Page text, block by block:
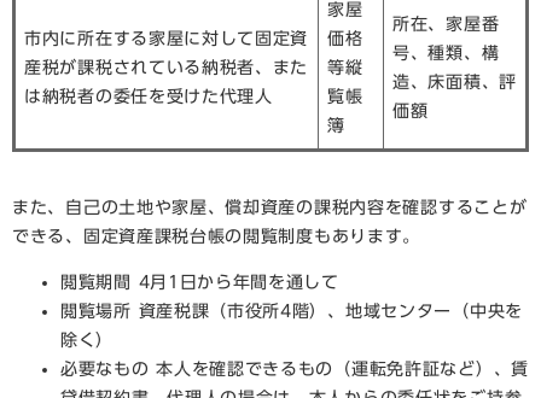
市内に所在する家屋に対して固定資
産税が課税されている納税者、また
は納税者の委任を受けた代理人
家屋
価格
等縦
覧帳
簿
所在、家屋番
号、種類、構
造、床面積、評
価額
また、自己の土地や家屋、償却資産の課税内容を確認することが
できる、固定資産課税台帳の閲覧制度もあります。
閲覧期間 4月1日から年間を通して
閲覧場所 資産税課（市役所4階）、地域センター（中央を
除く）
必要なもの 本人を確認できるもの（運転免許証など）、賃